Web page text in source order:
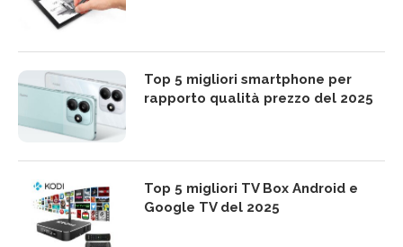
Top 5 migliori smartphone per
rapporto qualità prezzo del 2025
Top 5 migliori TV Box Android e
Google TV del 2025